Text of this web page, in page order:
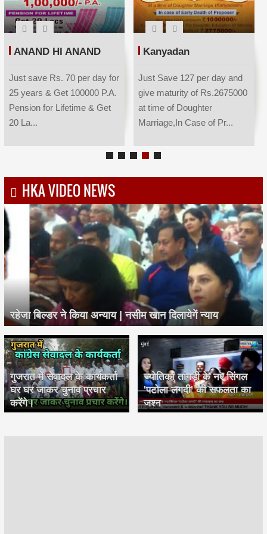
ANAND HI ANAND
Just save Rs. 70 per day for
25 years & Get 100000 P.A.
Pension for Lifetime & Get
20 La...
Kanyadan
Just Save 127 per day and
give maturity of Rs.2675000
at time of Doughter
Marriage,In Case of Pr...
HKA VIDEO NEWS
रहेजा बिल्डर ने किया अन्याय | नसीम खान दिलायेगें न्याय
गुजरात में सेवादल के कार्यकर्ता
घर घर जाकर चुनाव प्रचार
करेंगे।
ज्योतिका तांगड़ी के नए सिंगल
'पटोला लगदी' की सफलता का
जश्न